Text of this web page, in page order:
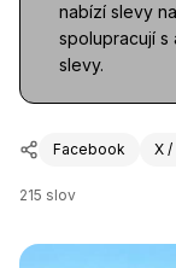
nabízí slevy
spolupracují s
slevy.
Facebook X
215 slov